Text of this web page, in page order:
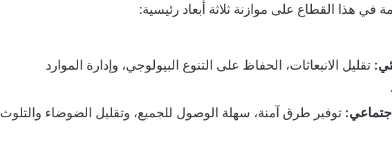
في هذا القطاع على موازنة ثلاثة أبعاد رئيسية:
تقليل الانبعاثات، الحفاظ على التنوع البيولوجي، وإدارة الموارد
توفير طرق آمنة، سهلة الوصول للجميع، وتقليل الضوضاء والتلوث